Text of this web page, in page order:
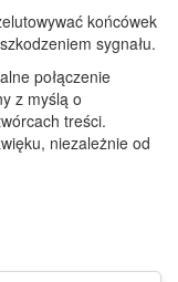
końcówek
sygnału.
połączenie
z myślą o
treści.
niezależnie od